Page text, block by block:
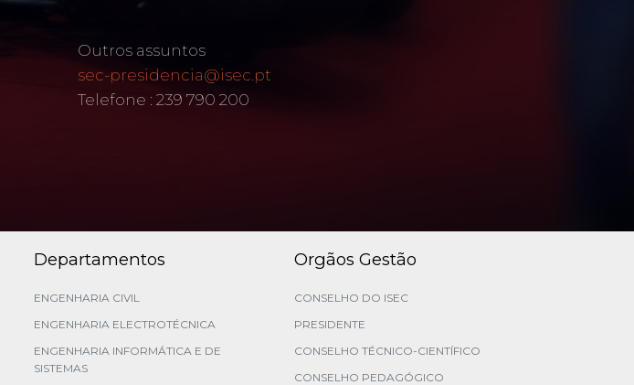
Outros assuntos
sec-presidencia@isec.pt
Telefone : 239 790 200
Departamentos
ENGENHARIA CIVIL
ENGENHARIA ELECTROTÉCNICA
ENGENHARIA INFORMÁTICA E DE
SISTEMAS
Orgãos Gestão
CONSELHO DO ISEC
PRESIDENTE
CONSELHO TÉCNICO-CIENTÍFICO
CONSELHO PEDAGÓGICO